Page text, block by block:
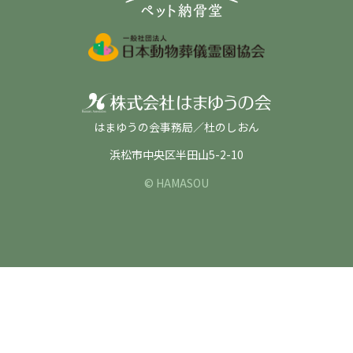
はまゆうの会事務局／杜のしおん
浜松市中央区半田山5-2-10
© HAMASOU